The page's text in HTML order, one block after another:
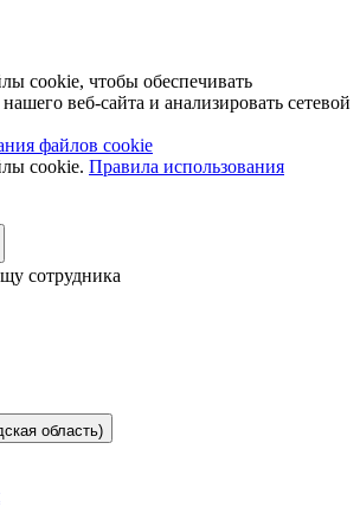
cookie, чтобы обеспечивать
веб-сайта и анализировать сетевой
файлов cookie
cookie. Правила использования
сотрудника
область)